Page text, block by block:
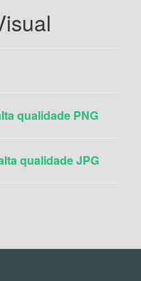
qualidade PNG
qualidade JPG